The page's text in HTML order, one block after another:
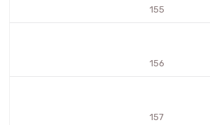
155
156
157